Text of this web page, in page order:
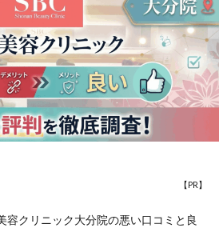
【PR】
容クリニック大分院の悪い口コミと良